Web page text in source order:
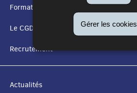
Gérer les cookies
MENU
DE
NAVIGATION
Formation
Le CGDIS
Recrutement
Actualités